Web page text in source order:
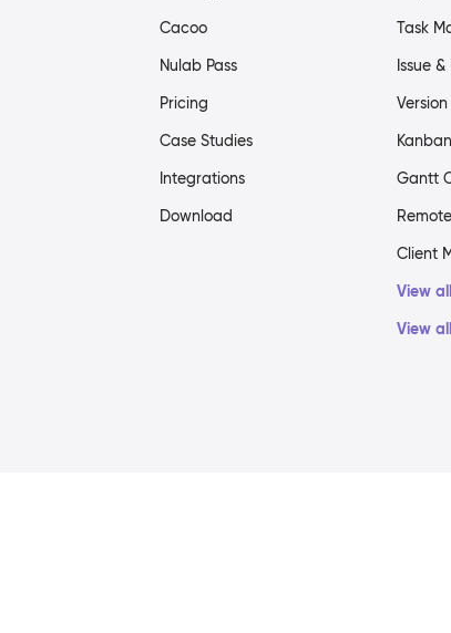
Cacoo
Nulab Pass
Pricing
Case Studies
Integrations
Download
Task
Issue
Kanban
Gantt
Client
View
View